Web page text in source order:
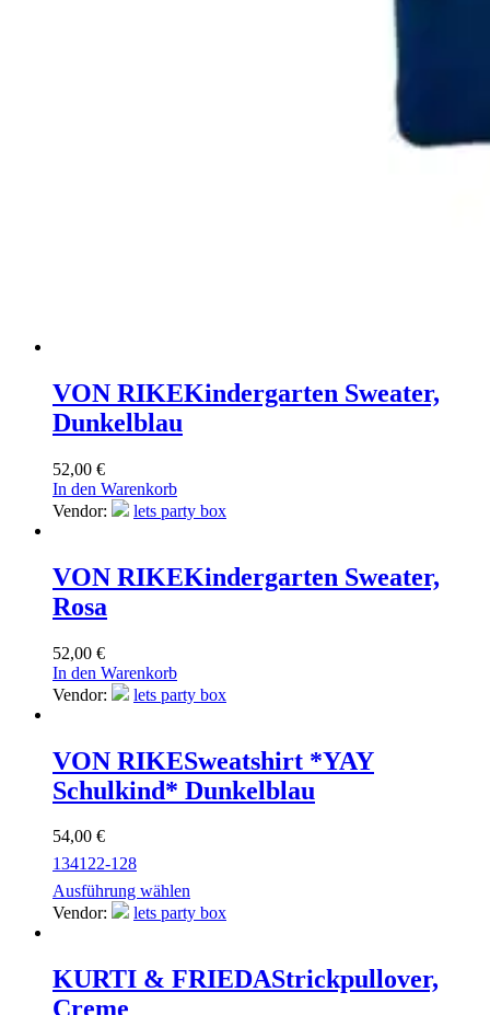
VON RIKEKindergarten Sweater,
Dunkelblau
52,00 €
In den Warenkorb
Vendor:
lets party box
VON RIKEKindergarten Sweater,
Rosa
52,00 €
In den Warenkorb
Vendor:
lets party box
VON RIKESweatshirt *YAY
Schulkind* Dunkelblau
54,00 €
134122-128
Ausführung wählen
Vendor:
lets party box
KURTI & FRIEDAStrickpullover,
Creme